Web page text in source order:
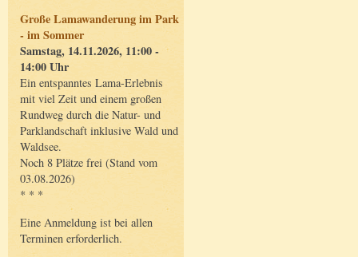
Große Lamawanderung im Park
- im Sommer
Samstag, 14.11.2026, 11:00 -
14:00 Uhr
Ein entspanntes Lama-Erlebnis
mit viel Zeit und einem großen
Rundweg durch die Natur- und
Parklandschaft inklusive Wald und
Waldsee.
Noch 8 Plätze frei (Stand vom
03.08.2026)
* * *
Eine Anmeldung ist bei allen
Terminen erforderlich.